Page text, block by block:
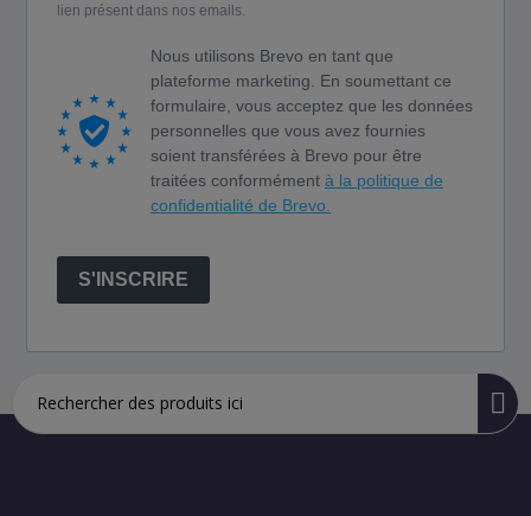
lien présent dans nos emails.
Nous utilisons Brevo en tant que
plateforme marketing. En soumettant ce
formulaire, vous acceptez que les données
personnelles que vous avez fournies
soient transférées à Brevo pour être
traitées conformément à la politique de
confidentialité de Brevo.
S'INSCRIRE